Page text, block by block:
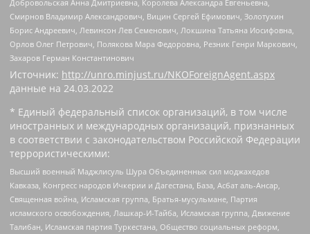
Добровольская Анна Дмитриевна, Королева Александра Евгеньевна,
Смирнов Владимир Александрович, Вицин Сергей Ефимович, Золотухин
Борис Андреевич, Левинсон Лев Семенович, Локшина Татьяна Иосифовна,
Орлов Олег Петрович, Полякова Мара Федоровна, Резник Генри Маркович,
Захаров Герман Константинович
Источник: http://unro.minjust.ru/NKOForeignAgent.aspx
данные на 24.03.2022
* Единый федеральный список организаций, в том числе
иностранных и международных организаций, признанных
в соответствии с законодательством Российской Федерации
террористическими:
Высший военный Маджлисуль Шура Объединенных сил моджахедов
Кавказа, Конгресс народов Ичкерии и Дагестана, База, Асбат аль-Ансар,
Священная война, Исламская группа, Братья-мусульмане, Партия
исламского освобождения, Лашкар-И-Тайба, Исламская группа, Движение
Талибан, Исламская партия Туркестана, Общество социальных реформ,